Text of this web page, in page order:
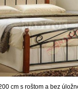
cm s roštom a bez